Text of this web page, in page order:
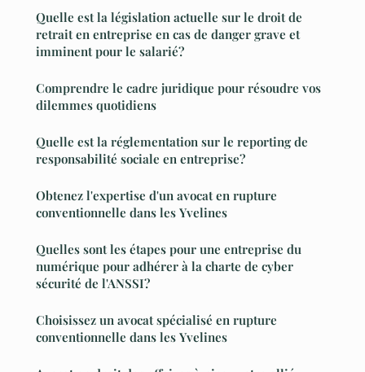
Quelle est la législation actuelle sur le droit de
retrait en entreprise en cas de danger grave et
imminent pour le salarié?
Comprendre le cadre juridique pour résoudre vos
dilemmes quotidiens
Quelle est la réglementation sur le reporting de
responsabilité sociale en entreprise?
Obtenez l'expertise d'un avocat en rupture
conventionnelle dans les Yvelines
Quelles sont les étapes pour une entreprise du
numérique pour adhérer à la charte de cyber
sécurité de l'ANSSI?
Choisissez un avocat spécialisé en rupture
conventionnelle dans les Yvelines